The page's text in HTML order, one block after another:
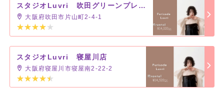
スタジオLuvri 吹田グリーンプレイス店
大阪府吹田市片山町2-4-1
スタジオLuvri 寝屋川店
大阪府寝屋川市寝屋南2-22-2